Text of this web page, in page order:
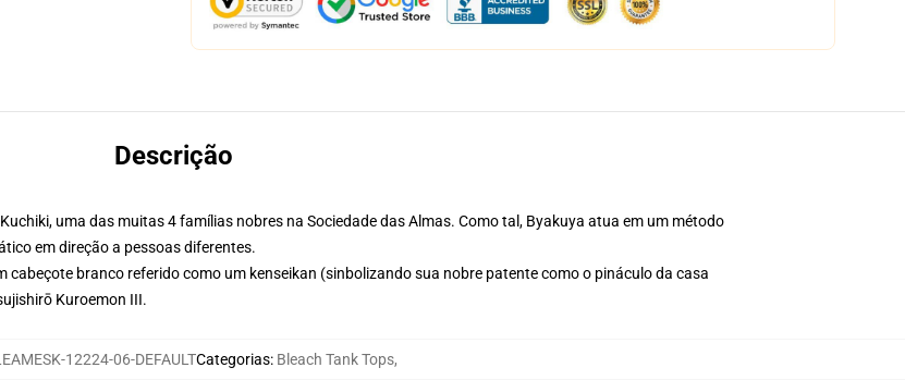
Descrição
uma das muitas 4 famílias nobres na Sociedade das Almas. Como tal, Byakuya atua em um método
em direção a pessoas diferentes.
branco referido como um kenseikan (sinbolizando sua nobre patente como o pináculo da casa
Kuroemon III.
12224-06-DEFAULTCategorias: Bleach Tank Tops,